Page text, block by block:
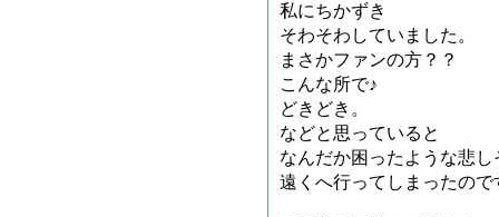
私にちかずき
そわそわしていました。
まさかファンの方？？
こんな所で♪
どきどき。
などと思っていると
なんだか困ったような悲
遠くへ行ってしまったので